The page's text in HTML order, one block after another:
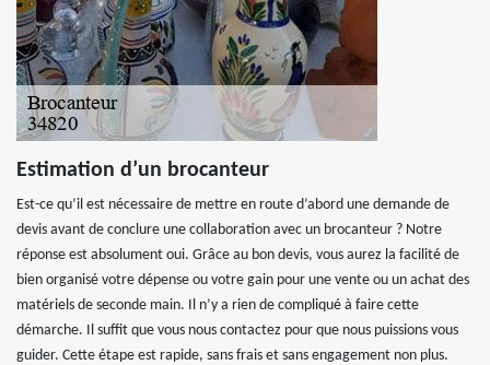
Estimation d’un brocanteur
Est-ce qu’il est nécessaire de mettre en route d’abord une demande de
devis avant de conclure une collaboration avec un brocanteur ? Notre
réponse est absolument oui. Grâce au bon devis, vous aurez la facilité de
bien organisé votre dépense ou votre gain pour une vente ou un achat des
matériels de seconde main. Il n’y a rien de compliqué à faire cette
démarche. Il suffit que vous nous contactez pour que nous puissions vous
guider. Cette étape est rapide, sans frais et sans engagement non plus.